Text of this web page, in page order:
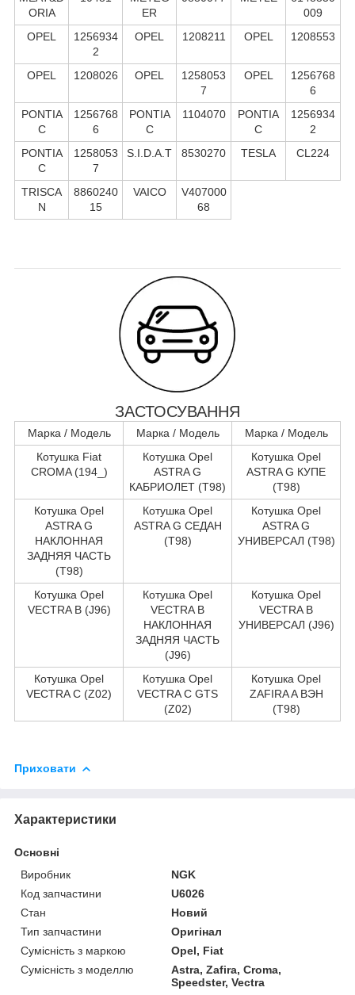
ORIA
ER
009
OPEL
1256934
2
OPEL 1208211 OPEL 1208553
OPEL 1208026 OPEL
1258053
7
OPEL
1256768
6
PONTIA
C
1256768
6
PONTIA
C
1104070
PONTIA
C
1256934
2
PONTIA
C
1258053
7
S.I.D.A.T 8530270 TESLA CL224
TRISCA
N
8860240
15
VAICO
V407000
68
ЗАСТОСУВАННЯ
Марка / Модель Марка / Модель
Марка / Модель
Котушка Fiat
CROMA (194_)
Котушка Opel
ASTRA G
КАБРИОЛЕТ (T98)
Котушка Opel
ASTRA G КУПЕ
(T98)
Котушка Opel
ASTRA G
НАКЛОННАЯ
ЗАДНЯЯ ЧАСТЬ
(T98)
Котушка Opel
ASTRA G СЕДАН
(T98)
Котушка Opel
ASTRA G
УНИВЕРСАЛ (T98)
Котушка Opel
VECTRA B (J96)
Котушка Opel
VECTRA B
НАКЛОННАЯ
ЗАДНЯЯ ЧАСТЬ
(J96)
Котушка Opel
VECTRA B
УНИВЕРСАЛ (J96)
Котушка Opel
VECTRA C (Z02)
Котушка Opel
VECTRA C GTS
(Z02)
Котушка Opel
ZAFIRA A ВЭН
(T98)
Приховати
Характеристики
Основні
Виробник
NGK
Код запчастини
U6026
Стан
Новий
Тип запчастини
Оригінал
Сумісність з маркою
Opel, Fiat
Сумісність з моделлю
Astra, Zafira, Croma,
Speedster, Vectra